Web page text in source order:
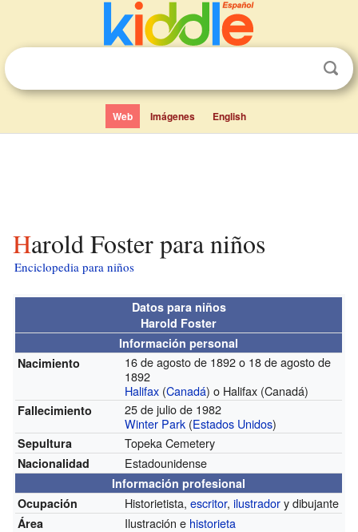
Web Imágenes English
Harold Foster para niños
Enciclopedia para niños
Datos para niños
Harold Foster
Información personal
Nacimiento
16 de agosto de 1892 o 18 de agosto de
1892
Halifax (Canadá) o Halifax (Canadá)
Fallecimiento
25 de julio de 1982
Winter Park (Estados Unidos)
Sepultura Topeka Cemetery
Nacionalidad Estadounidense
Información profesional
Ocupación
Historietista,escritor,ilustradory dibujante
Área Ilustración e historieta